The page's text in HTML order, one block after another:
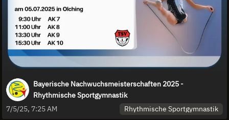
Bayerische Nachwuchsmeisterschaften 2025 -
Rhythmische Sportgymnastik
7/5/25, 7:25 AM
Rhythmische Sportgymnastik